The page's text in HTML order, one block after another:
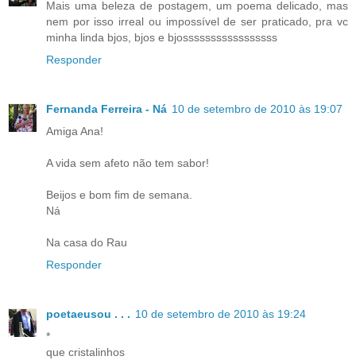
Mais uma beleza de postagem, um poema delicado, mas
nem por isso irreal ou impossível de ser praticado, pra vc
minha linda bjos, bjos e bjosssssssssssssssss
Responder
Fernanda Ferreira - Ná 10 de setembro de 2010 às 19:07
Amiga Ana!
A vida sem afeto não tem sabor!
Beijos e bom fim de semana.
Ná
Na casa do Rau
Responder
poetaeusou . . . 10 de setembro de 2010 às 19:24
*
que cristalinhos